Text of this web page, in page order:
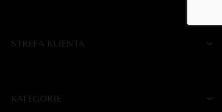
STREFA KLIENTA
KATEGORIE